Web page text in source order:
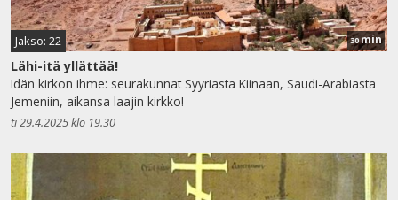
Jakso: 22 30min
Lähi-itä yllättää!
Idän kirkon ihme: seurakunnat Syyriasta Kiinaan, Saudi-Arabiasta
Jemeniin, aikansa laajin kirkko!
ti 29.4.2025 klo 19.30